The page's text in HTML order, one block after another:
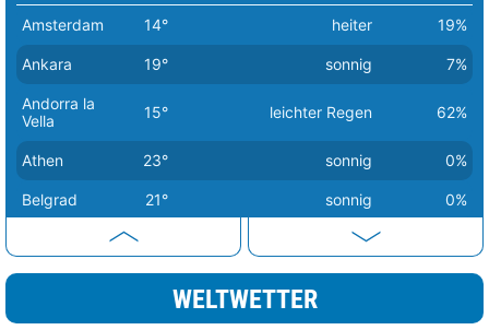
Amsterdam 14° heiter 19%
Ankara 19° sonnig 7%
Andorra la
Vella
15° leichter Regen 62%
Athen 23° sonnig 0%
Belgrad 21° sonnig 0%
sonnig
Bern 20° sonnig 2%
WELTWETTER